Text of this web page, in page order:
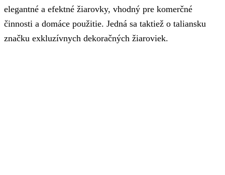
elegantné a efektné žiarovky, vhodný pre komerčné
činnosti a domáce použitie. Jedná sa taktiež o taliansku
značku exkluzívnych dekoračných žiaroviek.